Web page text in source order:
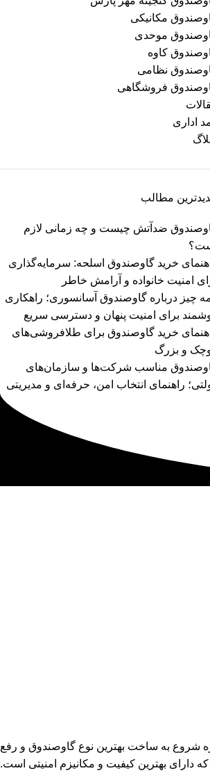
مکانیکی
موحدی
کاوه
نظامی
فروشگاهی
اداری
مطالب
ضدآتش چیست و چه زمانی لازم
خرید گاوصندوق اسلحه: سرمایه‌گذاری
امنیت خانواده و آرامش خاطر
چیز درباره گاوصندوق آسانسوری؛ راهکاری
برای امنیت پنهان و دسترسی سریع
خرید گاوصندوق برای طلافروشی‌های
و بزرگ
مناسب شرکت‌ها و سازمان‌های
راهنمای انتخاب امن، حرفه‌ای و مدیریتی
شروع به ساخت بهترین نوع گاوصندوق و رفع